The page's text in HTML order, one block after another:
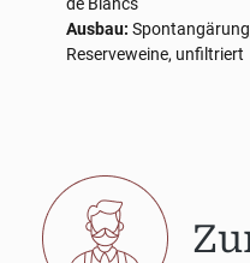
Ausbau:
Reserveweine, unfiltriert